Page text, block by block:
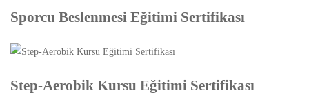
Sporcu Beslenmesi Eğitimi Sertifikası
Step-Aerobik Kursu Eğitimi Sertifikası